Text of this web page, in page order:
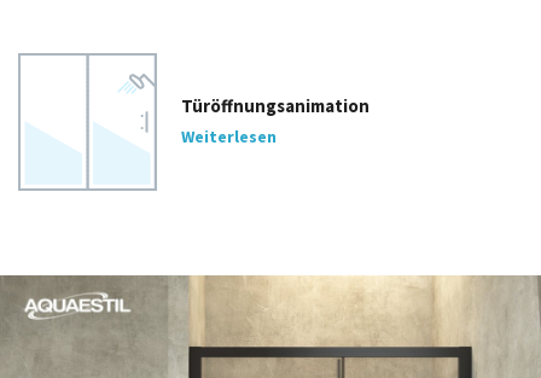
Türöffnungsanimation
Weiterlesen